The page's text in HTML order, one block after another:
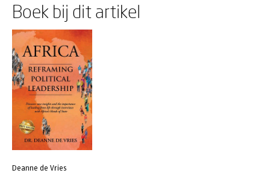
Boek bij dit artikel
Deanne de Vries